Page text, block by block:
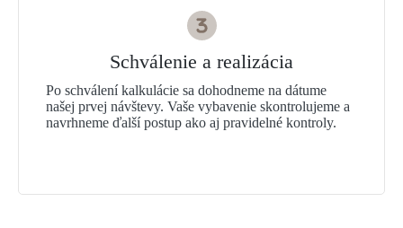
Schválenie a realizácia
Po schválení kalkulácie sa dohodneme na dátume
našej prvej návštevy. Vaše vybavenie skontrolujeme a
navrhneme ďalší postup ako aj pravidelné kontroly.